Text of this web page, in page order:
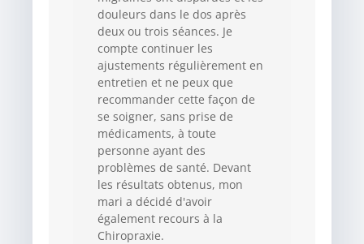
douleurs dans le dos après
deux ou trois séances. Je
compte continuer les
ajustements régulièrement en
entretien et ne peux que
recommander cette façon de
se soigner, sans prise de
médicaments, à toute
personne ayant des
problèmes de santé. Devant
les résultats obtenus, mon
mari a décidé d'avoir
également recours à la
Chiropraxie.